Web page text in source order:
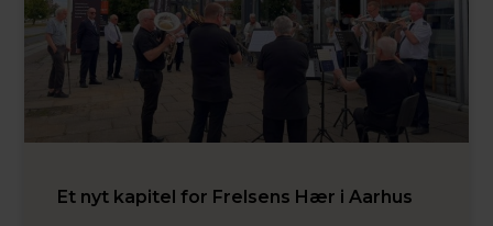
Et nyt kapitel for Frelsens Hær i Aarhus